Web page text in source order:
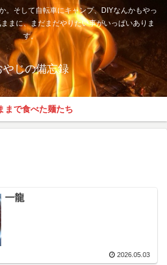
。そして自転車にキャンプ、DIYなんかもやっ
まに、まだまだやりたい事がいっぱいありま
す。
やじの備忘録
まで食べた麺たち
一龍
2026.05.03